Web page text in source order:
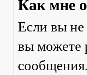
Как мне
Если вы не
вы можете